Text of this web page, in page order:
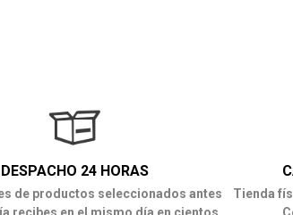
DESPACHO 24 HORAS
de productos seleccionados antes
Tienda